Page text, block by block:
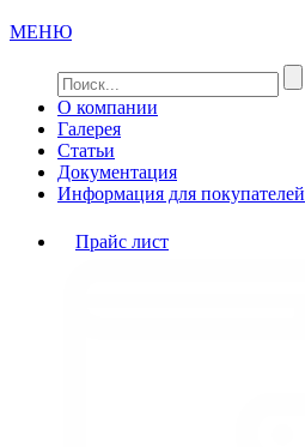
МЕНЮ
О компании
Галерея
Статьи
Документация
Информация для покупателей
Прайс лист